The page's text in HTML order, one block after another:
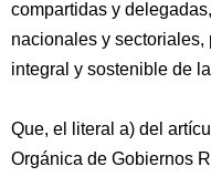
compartidas y
nacionales y
integral y sostenible de
Que, el literal a) del
Orgánica de Gobiernos